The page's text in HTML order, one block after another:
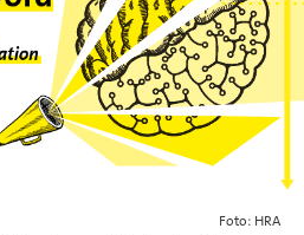
Foto: HRA